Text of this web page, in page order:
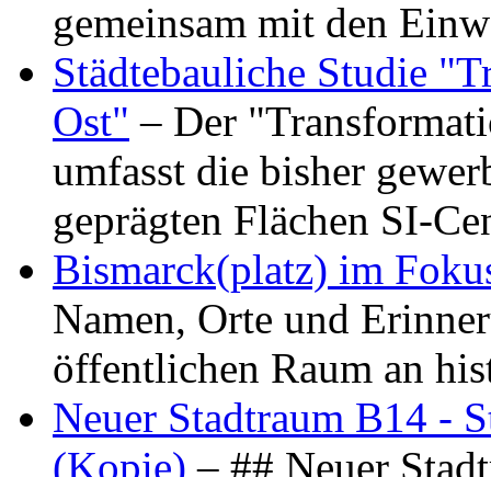
gemeinsam mit den
Städtebauliche Studie
Ost" – Der
umfasst die bisher
geprägten Flächen SI-
Bismarck(platz) im
Namen, Orte und
öffentlichen Raum an
Neuer Stadtraum B14 -
(Kopie) – ## Neuer